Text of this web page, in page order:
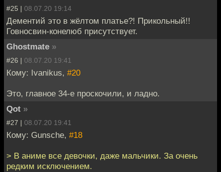
#25 | 08.07.20 19:14
Дементий это в жёлтом платье?! Прикольный!!
Говносвин-конелюб присутствует.
Ghostmate »
#26 | 08.07.20 19:41
Кому: Ivanikus, #20
Это, главное 34-е проскочили, и ладно.
Qot »
#27 | 08.07.20 19:41
Кому: Gunsche, #18
> В аниме все девочки, даже мальчики. За очень
редким исключением.